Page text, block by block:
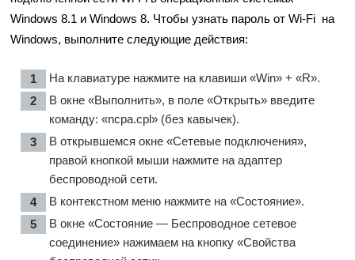
Windows 8.1 и Windows 8. Чтобы узнать пароль от Wi-Fi на
Windows, выполните следующие действия:
На клавиатуре нажмите на клавиши «Win» + «R».
В окне «Выполнить», в поле «Открыть» введите
команду: «ncpa.cpl» (без кавычек).
В открывшемся окне «Сетевые подключения»,
правой кнопкой мыши нажмите на адаптер
беспроводной сети.
В контекстном меню нажмите на «Состояние».
В окне «Состояние — Беспроводное сетевое
соединение» нажимаем на кнопку «Свойства